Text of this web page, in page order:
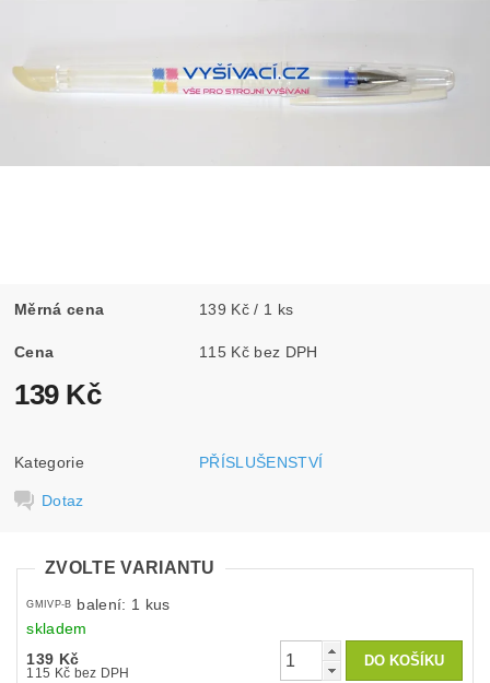
Měrná cena 139 Kč / 1 ks
Cena 115 Kč bez DPH
139 Kč
Kategorie PŘÍSLUŠENSTVÍ
Dotaz
ZVOLTE VARIANTU
GMIVP-B balení: 1 kus
skladem
139 Kč
115 Kč bez DPH